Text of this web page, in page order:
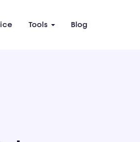
Tools Blog